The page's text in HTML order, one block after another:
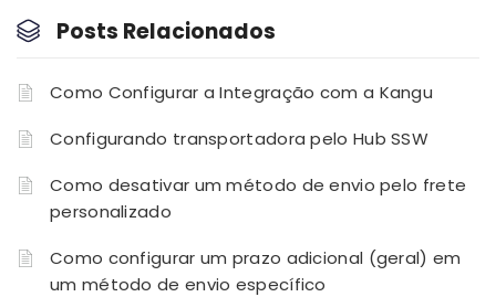
Posts Relacionados
Como Configurar a Integração com a Kangu
Configurando transportadora pelo Hub SSW
Como desativar um método de envio pelo frete
personalizado
Como configurar um prazo adicional (geral) em
um método de envio específico